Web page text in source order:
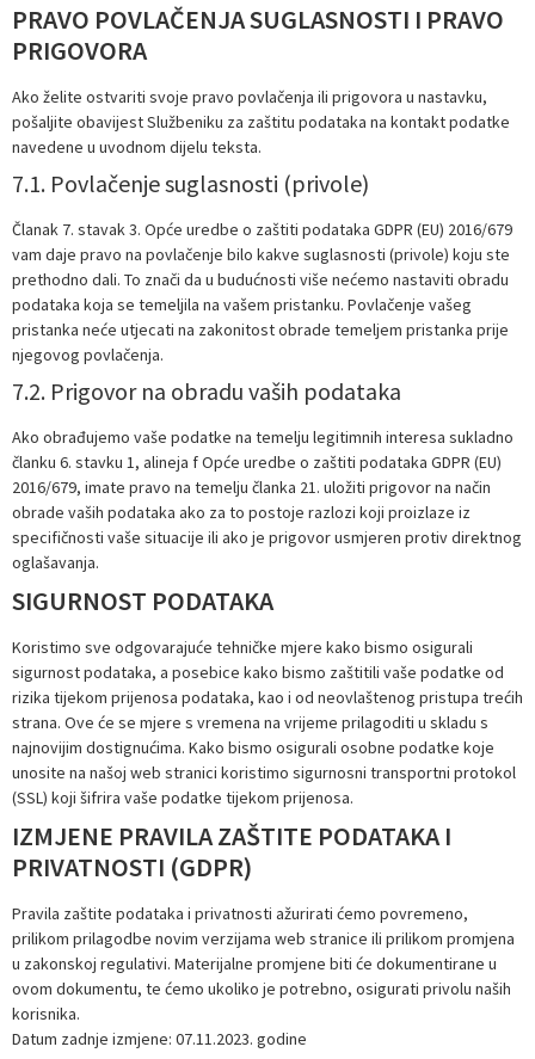
PRAVO POVLAČENJA SUGLASNOSTI I PRAVO
PRIGOVORA
Ako želite ostvariti svoje pravo povlačenja ili prigovora u nastavku,
pošaljite obavijest Službeniku za zaštitu podataka na kontakt podatke
navedene u uvodnom dijelu teksta.
7.1. Povlačenje suglasnosti (privole)
Članak 7. stavak 3. Opće uredbe o zaštiti podataka GDPR (EU) 2016/679
vam daje pravo na povlačenje bilo kakve suglasnosti (privole) koju ste
prethodno dali. To znači da u budućnosti više nećemo nastaviti obradu
podataka koja se temeljila na vašem pristanku. Povlačenje vašeg
pristanka neće utjecati na zakonitost obrade temeljem pristanka prije
njegovog povlačenja.
7.2. Prigovor na obradu vaših podataka
Ako obrađujemo vaše podatke na temelju legitimnih interesa sukladno
članku 6. stavku 1, alineja f Opće uredbe o zaštiti podataka GDPR (EU)
2016/679, imate pravo na temelju članka 21. uložiti prigovor na način
obrade vaših podataka ako za to postoje razlozi koji proizlaze iz
specifičnosti vaše situacije ili ako je prigovor usmjeren protiv direktnog
oglašavanja.
SIGURNOST PODATAKA
Koristimo sve odgovarajuće tehničke mjere kako bismo osigurali
sigurnost podataka, a posebice kako bismo zaštitili vaše podatke od
rizika tijekom prijenosa podataka, kao i od neovlaštenog pristupa trećih
strana. Ove će se mjere s vremena na vrijeme prilagoditi u skladu s
najnovijim dostignućima. Kako bismo osigurali osobne podatke koje
unosite na našoj web stranici koristimo sigurnosni transportni protokol
(SSL) koji šifrira vaše podatke tijekom prijenosa.
IZMJENE PRAVILA ZAŠTITE PODATAKA I
PRIVATNOSTI (GDPR)
Pravila zaštite podataka i privatnosti ažurirati ćemo povremeno,
prilikom prilagodbe novim verzijama web stranice ili prilikom promjena
u zakonskoj regulativi. Materijalne promjene biti će dokumentirane u
ovom dokumentu, te ćemo ukoliko je potrebno, osigurati privolu naših
korisnika.
Datum zadnje izmjene: 07.11.2023. godine